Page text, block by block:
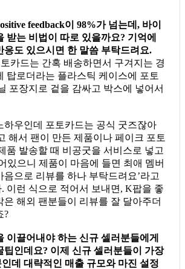
feedback이 98%가 넘는데, 바이
받는 비법이 따로 있을까요? 기억에
응도 있으시면 한 말씀 부탁드려요.
토카드는 간혹 배송하면서 구겨지는 경
탑로더라는 플라스틱 케이스에 포토
포장지로 겉을 감싸고 박스에 넣어서
하우인데 포토카드는 공식 굿즈잖아
해서 팬이 만든 제품이나 페이크 포토
품 발송할 때 비공굿을 서비스로 넣고
있으니 제품이 마음에 들면 최애 멤버
음으로 리뷰를 하나 부탁드려요’라고
이런 식으로 적어서 보내면, K팝을 좋
은 해외 팬분들이 리뷰를 잘 달아주더
?
이끌어내야 하는 신규 셀러분들에게
팁인데요? 이제 신규 셀러분들이 가장
데 대략적인 매출 규모와 마진 설정